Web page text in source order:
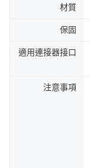
材質
保固
適用連接器接口
注意事項